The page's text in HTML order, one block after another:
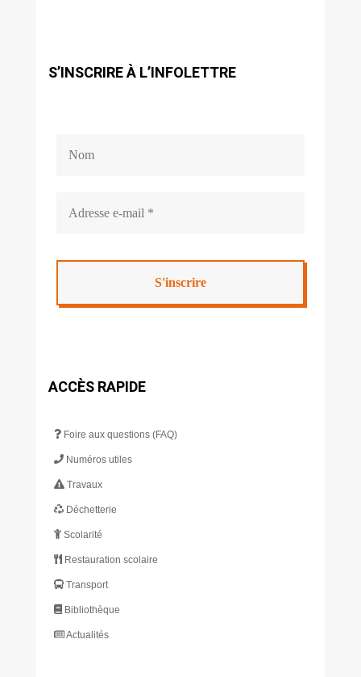
S’INSCRIRE À L’INFOLETTRE
ACCÈS RAPIDE
Foire aux questions (FAQ)
Numéros utiles
Travaux
Déchetterie
Scolarité
Restauration scolaire
Transport
Bibliothèque
Actualités